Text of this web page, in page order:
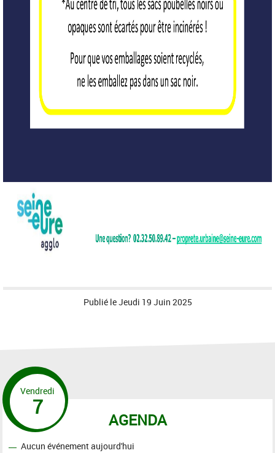
Publié leJeudi 19 Juin 2025
AGENDA
Vendredi
7
Aucun événement aujourd'hui